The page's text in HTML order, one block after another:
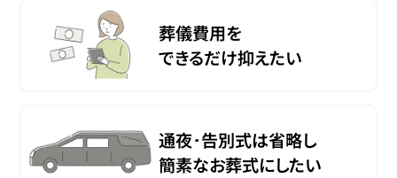
葬儀費用を
できるだけ抑えたい
通夜･告別式は省略し
簡素なお葬式にしたい